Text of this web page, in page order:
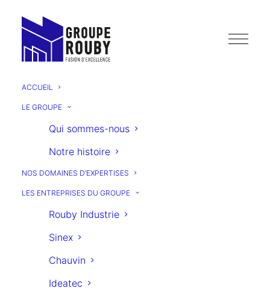
ACCUEIL
LE GROUPE
Qui sommes-nous
Notre histoire
NOS DOMAINES D’EXPERTISES
LES ENTREPRISES DU GROUPE
Rouby Industrie
Sinex
Chauvin
Ideatec
LE
JOURNAL
dugroupe
ROUBY